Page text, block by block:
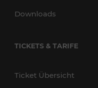
Downloads
TICKETS & TARIFE
Ticket Übersicht